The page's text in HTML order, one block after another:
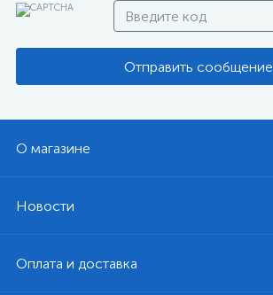
Отправить сообщение
О магазине
Новости
Оплата и доставка